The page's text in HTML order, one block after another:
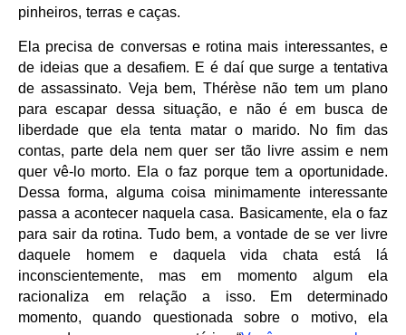
pinheiros, terras e caças.
Ela precisa de conversas e rotina mais interessantes, e
de ideias que a desafiem. E é daí que surge a tentativa
de assassinato. Veja bem, Thérèse não tem um plano
para escapar dessa situação, e não é em busca de
liberdade que ela tenta matar o marido. No fim das
contas, parte dela nem quer ser tão livre assim e nem
quer vê-lo morto. Ela o faz porque tem a oportunidade.
Dessa forma, alguma coisa minimamente interessante
passa a acontecer naquela casa. Basicamente, ela o faz
para sair da rotina. Tudo bem, a vontade de se ver livre
daquele homem e daquela vida chata está lá
inconscientemente, mas em momento algum ela
racionaliza em relação a isso. Em determinado
momento, quando questionada sobre o motivo, ela